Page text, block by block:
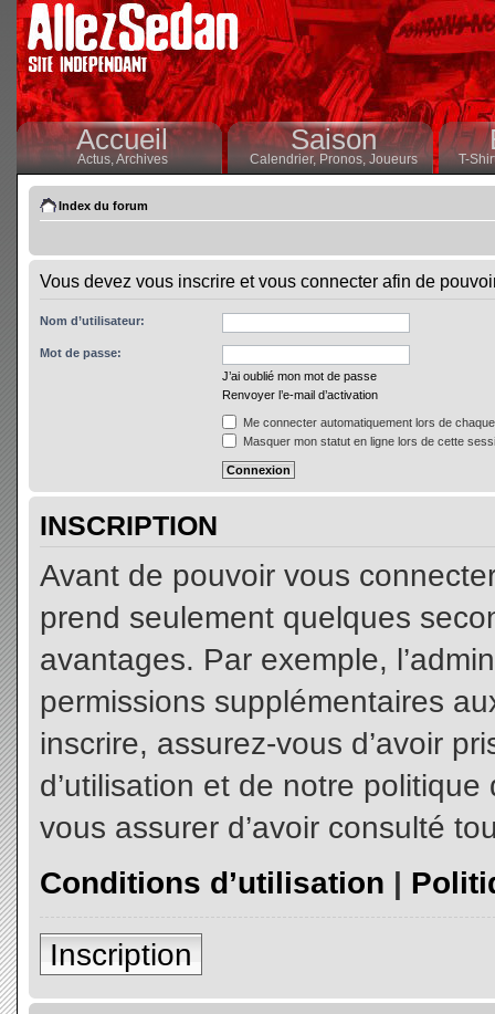
Accueil
Actus,Archives
Saison
Calendrier,Pronos, Joueurs T-
Index du forum
Vous devez vous inscrire et vous connecter afin de
Nom d’utilisateur:
Mot de passe:
J’ai oublié mon mot de passe
Renvoyer l’e-mail d’activation
Me connecter automatiquement lors de
Masquer mon statut en ligne lors de cette
INSCRIPTION
Avant de pouvoir vous
prend seulement quelques
avantages. Par exemple,
permissions supplémentaires
inscrire, assurez-vous d’avoir
d’utilisation et de notre
vous assurer d’avoir consulté
Conditions d’utilisation |
Inscription